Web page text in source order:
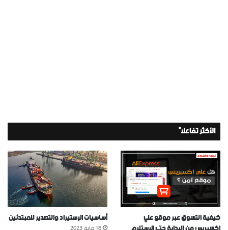
الأكثر تفاعلاً
كيفية التسوق عبر موقع علي أساسيات الإستيراد والتصدير للمبتدئين
18 مايو، 2023